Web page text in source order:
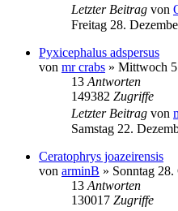
Letzter Beitrag von
Freitag 28.
Pyxicephalus adspersus
von mr crabs » Mittwoch
13 Antworten
149382 Zugriffe
Letzter Beitrag von
Samstag 22.
Ceratophrys joazeirensis
von arminB » Sonntag
13 Antworten
130017 Zugriffe